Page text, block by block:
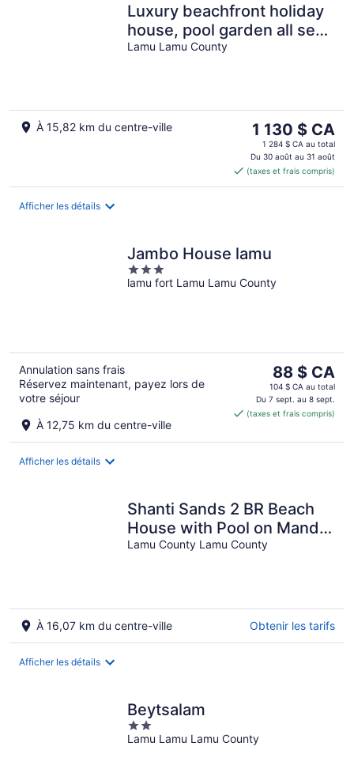
Luxury beachfront holiday
house, pool garden all sea
views, Forodhani House
Lamu Lamu County
À 15,82 km du centre-ville
Le
prix
est
de 1 130 $ CA
par
1 130 $ CA
1 284 $ CA au total
Du 30 août au 31 août
(taxes et frais compris)
Afficher les détails
Jambo House lamu
3
out
lamu fort Lamu Lamu County
Annulation sans frais
Réservez maintenant, payez lors de
votre séjour
À 12,75 km du centre-ville
Le
prix
est
de 88 $ CA
88 $ CA
104 $ CA au total
Du 7 sept. au 8 sept.
(taxes et frais compris)
Afficher les détails
Shanti Sands 2 BR Beach
House with Pool on Manda
Island, Lamu - Kenya
Lamu County Lamu County
À 16,07 km du centre-ville Obtenir les tarifs
Afficher les détails
Beytsalam
2
out
Lamu Lamu Lamu County